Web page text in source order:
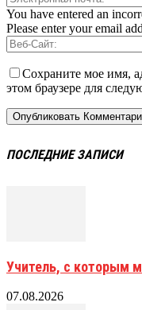
You have entered an
Please enter your email
Сохраните мое имя,
этом браузере для
ПОСЛЕДНИЕ ЗАПИСИ
Учитель, с которым
07.08.2026